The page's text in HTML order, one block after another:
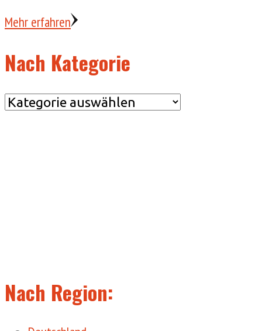
Mehr erfahren
Nach Kategorie
Nach
Nach Region: